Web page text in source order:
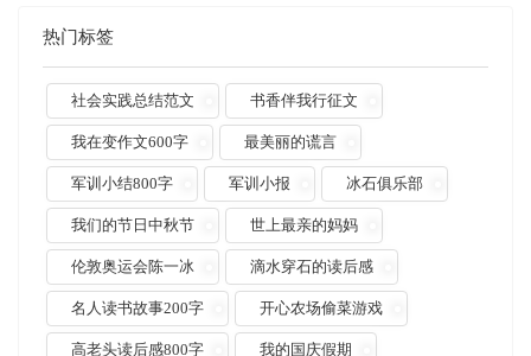
热门标签
社会实践总结范文 书香伴我行征文
我在变作文600字 最美丽的谎言
军训小结800字 军训小报 冰石俱乐部
我们的节日中秋节 世上最亲的妈妈
伦敦奥运会陈一冰 滴水穿石的读后感
名人读书故事200字 开心农场偷菜游戏
高老头读后感800字 我的国庆假期